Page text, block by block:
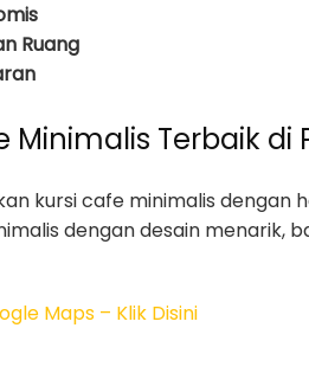
Ruang
Minimalis Terbaik di
kursi cafe minimalis
dengan desain menarik,
Maps – Klik Disini